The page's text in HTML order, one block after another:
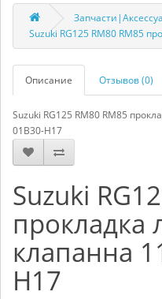
Suzuki RG125 RM80 RM85
Описание Отзывов (0)
Suzuki RG125 RM80 RM85
01B30-H17
Suzuki
прокладка
клапанна
H17